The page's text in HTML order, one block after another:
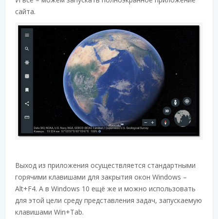
сайта.
Выход из приложения осуществляется стандартными
горячими клавишами для закрытия окон Windows –
Alt+F4. А в Windows 10 ещё же и можно использовать
для этой цели среду представления задач, запускаемую
клавишами Win+Tab.